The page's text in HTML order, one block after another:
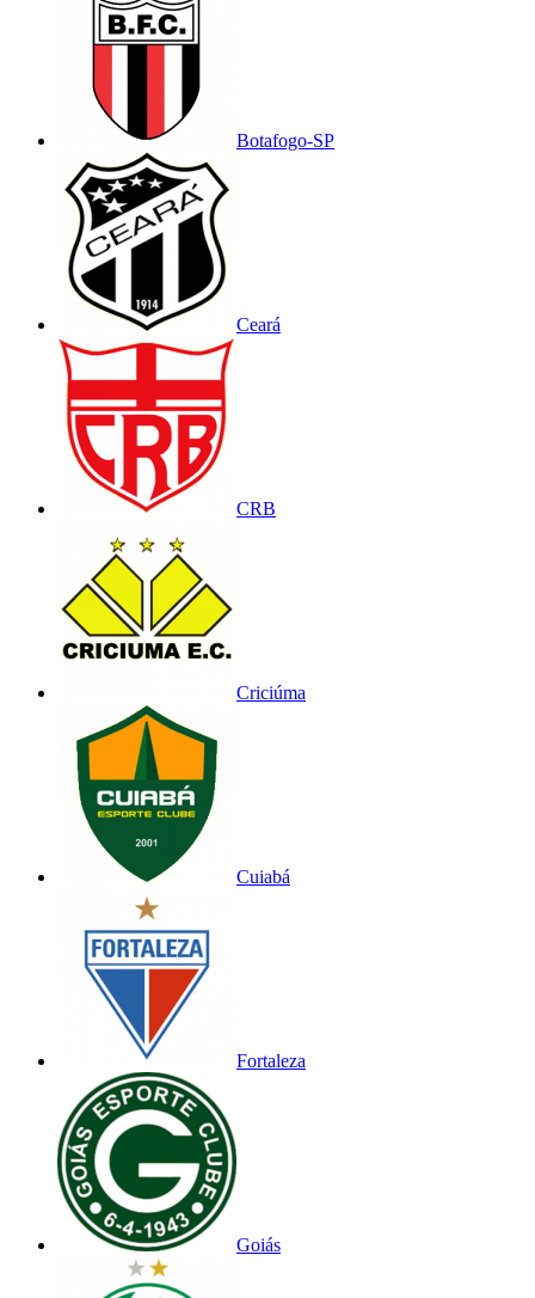
Botafogo-SP
Ceará
CRB
Criciúma
Cuiabá
Fortaleza
Goiás